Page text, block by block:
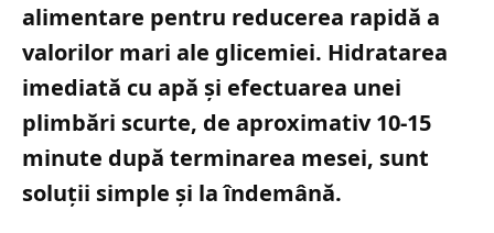
alimentare pentru reducerea rapidă a
valorilor mari ale glicemiei. Hidratarea
imediată cu apă și efectuarea unei
plimbări scurte, de aproximativ 10-15
minute după terminarea mesei, sunt
soluții simple și la îndemână.